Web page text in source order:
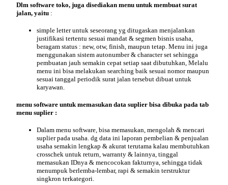
Dlm software toko, juga disediakan menu untuk membuat surat
jalan, yaitu :
simple letter untuk seseorang yg ditugaskan menjalankan
justifikasi tertentu sesuai mandat & segmen bisnis usaha,
beragam status : new, otw, finish, maupun tetap. Menu ini juga
menggunakan sistem autonumber & character set sehingga
pembuatan jauh semakin cepat setiap saat dibutuhkan, Melalu
menu ini bisa melakukan searching baik sesuai nomor maupun
sesuai tanggal periodik surat jalan tersebut dibuat untuk
karyawan.
menu software untuk memasukan data suplier bisa dibuka pada tab
menu suplier :
Dalam menu software, bisa memasukan, mengolah & mencari
suplier pada usaha. dg data ini laporan pembelian & penjualan
usaha semakin lengkap & akurat terutama kalau membutuhkan
crosschek untuk return, warranty & lainnya, tinggal
memasukan IDnya & mencocokan fakturnya, sehingga tidak
menumpuk berlemba-lembar, rapi & semakin terstruktur
singkron terkategori.